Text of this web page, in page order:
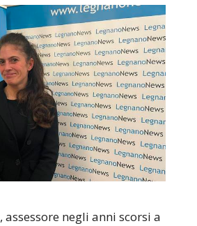
, assessore negli anni scorsi a